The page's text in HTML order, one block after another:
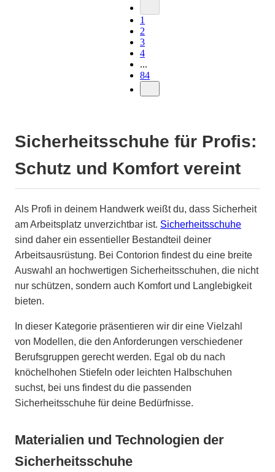
1
2
3
4
...
84
Sicherheitsschuhe für Profis:
Schutz und Komfort vereint
Als Profi in deinem Handwerk weißt du, dass Sicherheit
am Arbeitsplatz unverzichtbar ist. Sicherheitsschuhe
sind daher ein essentieller Bestandteil deiner
Arbeitsausrüstung. Bei Contorion findest du eine breite
Auswahl an hochwertigen Sicherheitsschuhen, die nicht
nur schützen, sondern auch Komfort und Langlebigkeit
bieten.
In dieser Kategorie präsentieren wir dir eine Vielzahl
von Modellen, die den Anforderungen verschiedener
Berufsgruppen gerecht werden. Egal ob du nach
knöchelhohen Stiefeln oder leichten Halbschuhen
suchst, bei uns findest du die passenden
Sicherheitsschuhe für deine Bedürfnisse.
Materialien und Technologien der
Sicherheitsschuhe